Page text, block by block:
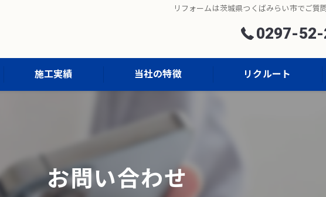
リフォームは茨城県つくばみらい市でご質
0297-
施工実績 当社の特徴
外壁塗装
防水工事
リクルート
お問い合わせ